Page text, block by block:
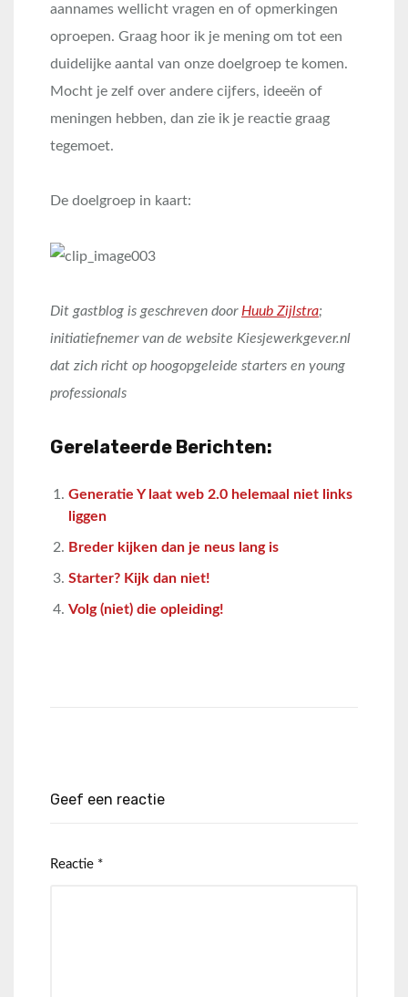
aannames wellicht vragen en of opmerkingen
oproepen. Graag hoor ik je mening om tot een
duidelijke aantal van onze doelgroep te komen.
Mocht je zelf over andere cijfers, ideeën of
meningen hebben, dan zie ik je reactie graag
tegemoet.
De doelgroep in kaart:
Dit gastblog is geschreven door Huub Zijlstra;
initiatiefnemer van de website Kiesjewerkgever.nl
dat zich richt op hoogopgeleide starters en young
professionals
Gerelateerde Berichten:
Generatie Y laat web 2.0 helemaal niet links
liggen
Breder kijken dan je neus lang is
Starter? Kijk dan niet!
Volg (niet) die opleiding!
Geef een reactie
Reactie *